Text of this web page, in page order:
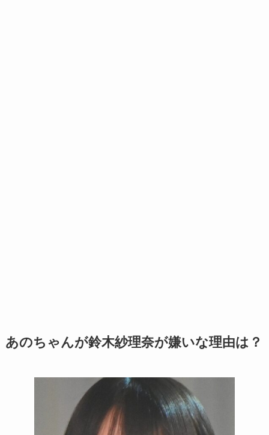
あのちゃんが鈴木紗理奈が嫌いな理由は？